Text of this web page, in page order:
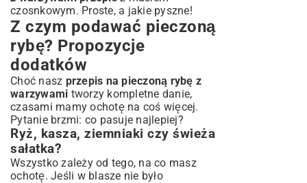
czosnkowym. Proste, a jakie pyszne!
Z czym podawać pieczoną
rybę? Propozycje
dodatków
Choć nasz przepis na pieczoną rybę z
warzywami tworzy kompletne danie,
czasami mamy ochotę na coś więcej.
Pytanie brzmi: co pasuje najlepiej?
Ryż, kasza, ziemniaki czy świeża
sałatka?
Wszystko zależy od tego, na co masz
ochotę. Jeśli w blasze nie było